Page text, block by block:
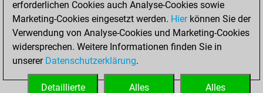
Fritz
Freitag,
Oktober 4, 2024
You created
your Studies account
erforderlichen Cookies auch Analyse-Cookies sowie
Marketing-Cookies eingesetzt werden. Hierkönnen Sie der
Verwendung von Analyse-Cookies und Marketing-Cookies
widersprechen. Weitere Informationen finden Sie in
unserer Datenschutzerklärung.
Alles
Alles
Detaillierte